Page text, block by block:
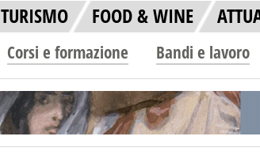
TURISMO FOOD & WINE
Corsi e formazione Bandi e lavoro